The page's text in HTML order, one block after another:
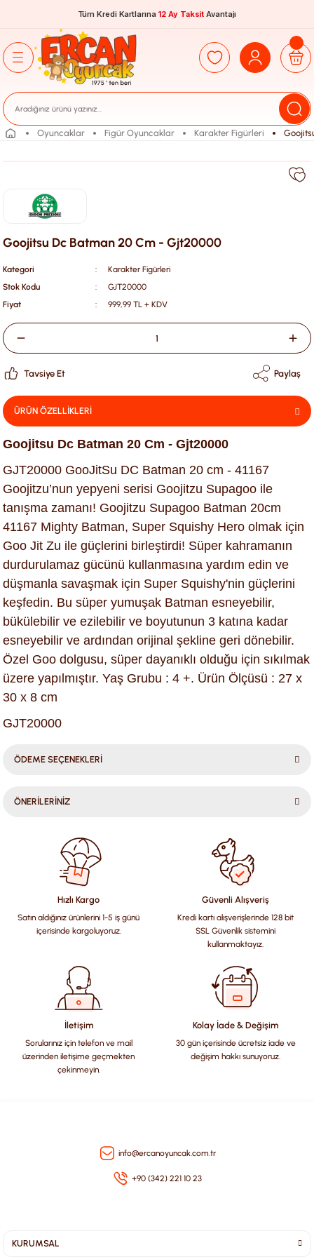
Tüm Kredi Kartlarına 12 Ay Taksit Avantajı
Oyuncaklar Figür Oyuncaklar Karakter Figürleri
Goojitsu Dc Batman 20 Cm - Gjt20000
Kategori
Karakter Figürleri
Stok Kodu
GJT20000
Fiyat
999,99 TL + KDV
Tavsiye Et Paylaş
ÜRÜN ÖZELLİKLERİ
Goojitsu Dc Batman 20 Cm - Gjt20000
GJT20000 GooJitSu DC Batman 20 cm - 41167
Goojitzu’nun yepyeni serisi Goojitzu Supagoo ile
tanışma zamanı! Goojitzu Supagoo Batman 20cm
41167 Mighty Batman, Super Squishy Hero olmak için
Goo Jit Zu ile güçlerini birleştirdi! Süper kahramanın
durdurulamaz gücünü kullanmasına yardım edin ve
düşmanla savaşmak için Super Squishy'nin güçlerini
keşfedin. Bu süper yumuşak Batman esneyebilir,
bükülebilir ve ezilebilir ve boyutunun 3 katına kadar
esneyebilir ve ardından orijinal şekline geri dönebilir.
Özel Goo dolgusu, süper dayanıklı olduğu için sıkılmak
üzere yapılmıştır. Yaş Grubu : 4 +. Ürün Ölçüsü : 27 x
30 x 8 cm
GJT20000
ÖDEME SEÇENEKLERİ
ÖNERİLERİNİZ
konularda yetersiz gördüğünüz noktaları öneri formunu
kullanarak tarafımıza iletebilirsiniz.
Görüş ve önerileriniz için teşekkür ederiz.
Ürün resmi kalitesiz, bozuk veya görüntülenemiyor.
Ürün açıklamasında eksik bilgiler bulunuyor.
Ürün bilgilerinde hatalar bulunuyor.
Ürün fiyatı diğer sitelerden daha pahalı.
Bu ürüne benzer farklı alternatifler olmalı.
Hızlı Kargo
Satın aldığınız ürünlerini 1-5 iş günü
içerisinde kargoluyoruz.
Güvenli Alışveriş
Kredi kartı alışverişlerinde 128 bit
SSL Güvenlik sistemini
kullanmaktayız.
İletişim
Sorularınız için telefon ve mail
üzerinden iletişime geçmekten
çekinmeyin.
Kolay İade & Değişim
30 gün içerisinde ücretsiz iade ve
değişim hakkı sunuyoruz.
info@ercanoyuncak.com.tr
+90 (342) 221 10 23
KURUMSAL